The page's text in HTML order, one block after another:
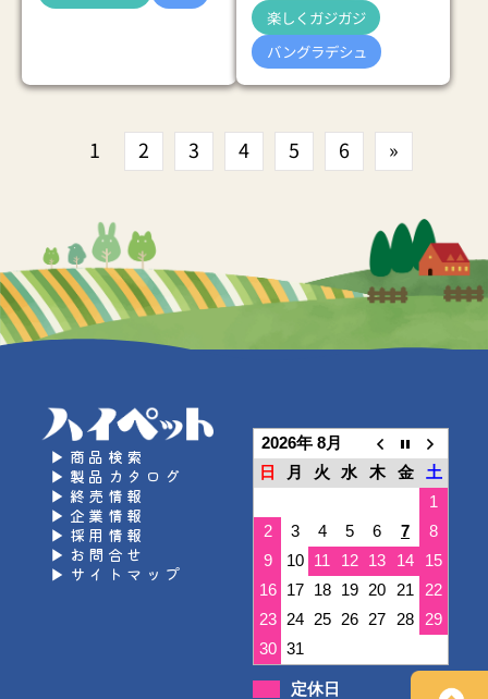
楽しくガジガジ
バングラデシュ
1 2 3 4 5 6 »
▶商品検索
▶製品カタログ
▶終売情報
▶企業情報
▶採用情報
▶お問合せ
▶サイトマップ
2026年 8月
日
月 火 水 木 金
土
1
2
3 4 5 6 7
8
9
10 11 12 13 14
15
16
17 18 19 20 21
22
23
24 25 26 27 28
29
30 31
定休日